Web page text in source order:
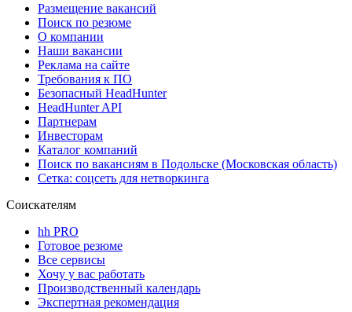
Размещение вакансий
Поиск по резюме
О компании
Наши вакансии
Реклама на сайте
Требования к ПО
Безопасный HeadHunter
HeadHunter API
Партнерам
Инвесторам
Каталог компаний
Поиск по вакансиям в Подольске (Московская область)
Сетка: соцсеть для нетворкинга
Соискателям
hh PRO
Готовое резюме
Все сервисы
Хочу у вас работать
Производственный календарь
Экспертная рекомендация